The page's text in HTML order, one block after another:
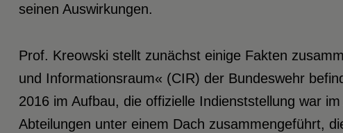
seinen Auswirkungen.
Prof. Kreowski stellt zunächst einige Fakten
und Informationsraum« (CIR) der Bundeswehr
2016 im Aufbau, die offizielle Indienststellung war
Abteilungen unter einem Dach zusammengeführt,